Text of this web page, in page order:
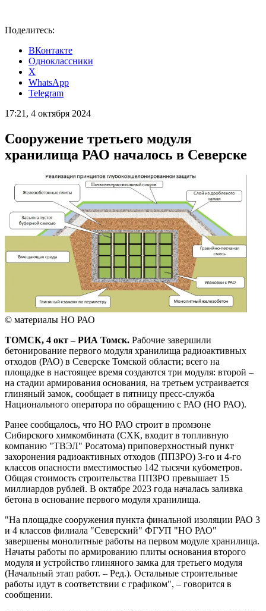
Поделитесь:
ВКонтакте
Одноклассники
X
WhatsApp
Telegram
17:21, 4 октября 2024
Сооружение третьего модуля
хранилища РАО началось в Северске
© материалы НО РАО
ТОМСК, 4 окт – РИА Томск. Рабочие завершили
бетонирование первого модуля хранилища радиоактивных
отходов (РАО) в Северске Томской области; всего на
площадке в настоящее время создаются три модуля: второй –
на стадии армирования основания, на третьем устраивается
глиняный замок, сообщает в пятницу пресс-служба
Национального оператора по обращению с РАО (НО РАО).
Ранее сообщалось, что НО РАО строит в промзоне
Сибирского химкомбината (СХК, входит в топливную
компанию "ТВЭЛ" Росатома) приповерхностный пункт
захоронения радиоактивных отходов (ППЗРО) 3-го и 4-го
классов опасности вместимостью 142 тысячи кубометров.
Общая стоимость строительства ППЗРО превышает 15
миллиардов рублей. В октябре 2023 года началась заливка
бетона в основание первого модуля хранилища.
"На площадке сооружения пункта финальной изоляции РАО 3
и 4 классов филиала "Северский" ФГУП "НО РАО"
завершены монолитные работы на первом модуле хранилища.
Начаты работы по армированию плиты основания второго
модуля и устройство глиняного замка для третьего модуля
(Начальный этап работ. – Ред.). Остальные строительные
работы идут в соответствии с графиком", – говорится в
сообщении.